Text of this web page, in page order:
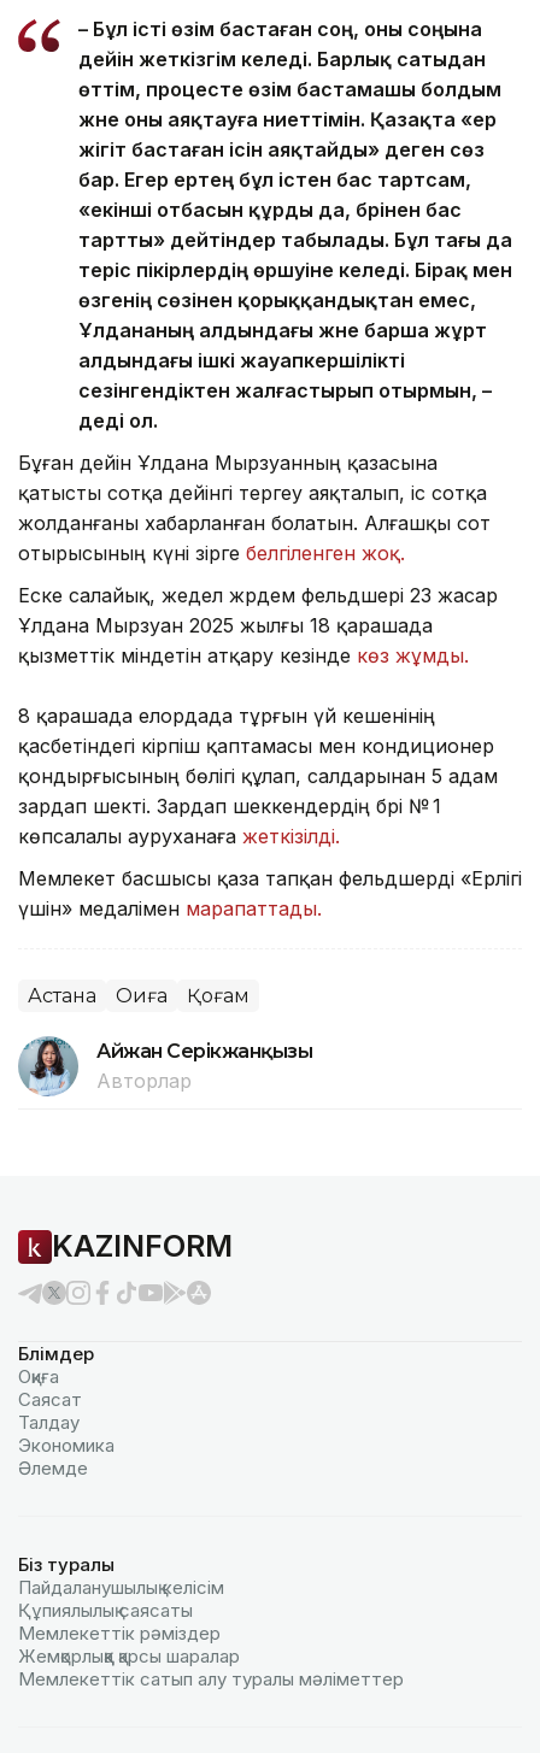
– Бұл істі өзім бастаған соң, оны соңына
дейін жеткізгім келеді. Барлық сатыдан
өттім, процесте өзім бастамашы болдым
және оны аяқтауға ниеттімін. Қазақта «ер
жігіт бастаған ісін аяқтайды» деген сөз
бар. Егер ертең бұл істен бас тартсам,
«екінші отбасын құрды да, бәрінен бас
тартты» дейтіндер табылады. Бұл тағы да
теріс пікірлердің өршуіне әкеледі. Бірақ мен
өзгенің сөзінен қорыққандықтан емес,
Ұлдананың алдындағы және барша жұрт
алдындағы ішкі жауапкершілікті
сезінгендіктен жалғастырып отырмын, –
деді ол.
Бұған дейін Ұлдана Мырзуанның қазасына
қатысты сотқа дейінгі тергеу аяқталып, іс сотқа
жолданғаны хабарланған болатын. Алғашқы сот
отырысының күні әзірге белгіленген жоқ.
Еске салайық, жедел жәрдем фельдшері 23 жасар
Ұлдана Мырзуан 2025 жылғы 18 қарашада
қызметтік міндетін атқару кезінде көз жұмды.
8 қарашада елордада тұрғын үй кешенінің
қасбетіндегі кірпіш қаптамасы мен кондиционер
қондырғысының бөлігі құлап, салдарынан 5 адам
зардап шекті. Зардап шеккендердің бәрі № 1
көпсалалы ауруханаға жеткізілді.
Мемлекет басшысы қаза тапқан фельдшерді «Ерлігі
үшін» медалімен марапаттады.
Астана Оқиға Қоғам
Айжан Серікжанқызы
Авторлар
KAZINFORM
Бөлімдер
Оқиға
Саясат
Талдау
Экономика
Әлемде
Біз туралы
Пайдаланушылық келiciм
Құпиялылық саясаты
Мемлекеттік рәміздер
Жемқорлыққа қарсы шаралар
Мемлекеттік сатып алу туралы мәлiметтер